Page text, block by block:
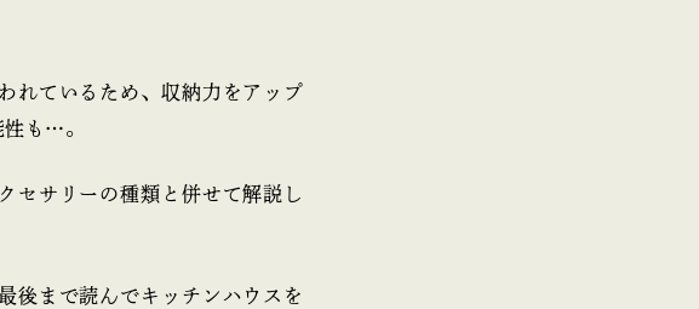
れているため、収納力をアップ
性も…。
セサリーの種類と併せて解説し
後まで読んでキッチンハウスを